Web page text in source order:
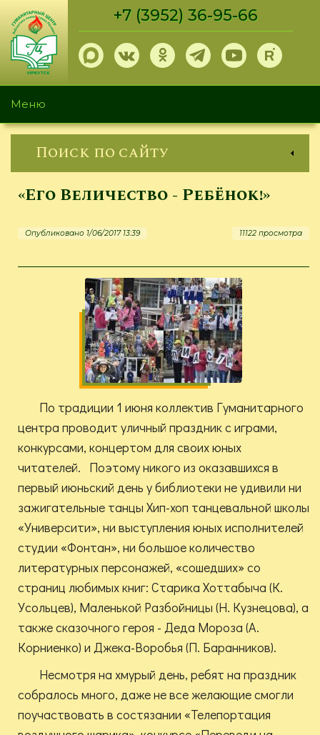
Перейти
основному
содержанию
+7 (3952) 36-95-66
Меню
Поиск по сайту
«Его Величество - Ребёнок!»
Опубликовано 1/06/2017 13:39 11122 просмотра
По традиции 1 июня коллектив Гуманитарного
центра проводит уличный праздник с играми,
конкурсами, концертом для своих юных
читателей. Поэтому никого из оказавшихся в
первый июньский день у библиотеки не удивили ни
зажигательные танцы Хип-хоп танцевальной школы
«Университи», ни выступления юных исполнителей
студии «Фонтан», ни большое количество
литературных персонажей, «сошедших» со
страниц любимых книг: Старика Хоттабыча (К.
Усольцев), Маленькой Разбойницы (Н. Кузнецова), а
также сказочного героя - Деда Мороза (А.
Корниенко) и Джека-Воробья (П. Баранников).
Несмотря на хмурый день, ребят на праздник
собралось много, даже не все желающие смогли
поучаствовать в состязании «Телепортация